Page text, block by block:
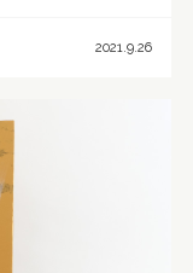
2021.9.26